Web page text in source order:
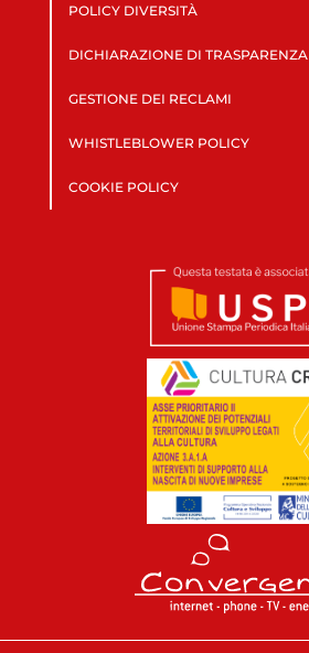
POLICY DIVERSITÀ
DICHIARAZIONE DI TRASPARENZA
GESTIONE DEI RECLAMI
WHISTLEBLOWER POLICY
COOKIE POLICY